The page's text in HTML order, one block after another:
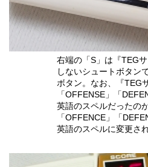
右端の「S」は『TEG
しないシュートボタン
ボタン。なお、『TEG
「OFFENSE」「
英語のスペルだったのが
「OFFENCE」「
英語のスペルに変更さ